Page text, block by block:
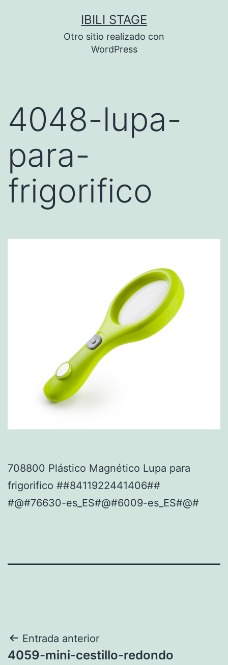
IBILI STAGE
Otro sitio realizado con
WordPress
4048-lupa-
para-
frigorifico
708800 Plástico Magnético Lupa para
frigorifico ##8411922441406##
#@#76630-es_ES#@#6009-es_ES#@#
Navegación
Entrada anterior
4059-mini-cestillo-redondo